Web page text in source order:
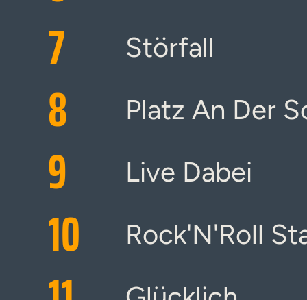
7 Störfall
8 Platz An Der
9 Live Dabei
10 Rock'N'Roll